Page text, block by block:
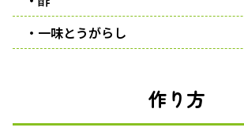
・一味とうがらし
作り方